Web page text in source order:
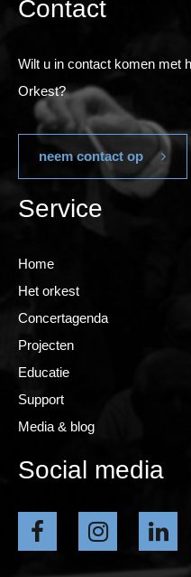
Contact
Wilt u in contact komen met
Orkest?
neem contact op
Service
Home
Het orkest
Concertagenda
Projecten
Educatie
Support
Media & blog
Social media